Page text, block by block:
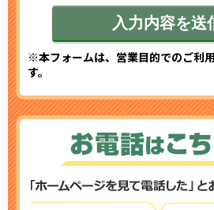
※本フォームは、営業目的でのご利
す。